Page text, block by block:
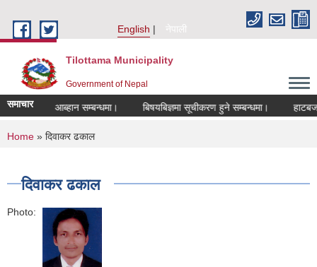
English
नेपाली
Tilottama Municipality
Government of Nepal
समाचारआब्हान सम्बन्धमा। बिषयबिज्ञमा सूचीकरण हुने सम्बन्धमा। हाटबजार
You are here
Home » दिवाकर ढकाल
दिवाकर ढकाल
Photo: